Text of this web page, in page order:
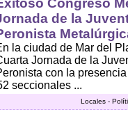
Congreso
de la
la ciudad de Mar del
Jornada de la
con la
seccionales ...
Locales -